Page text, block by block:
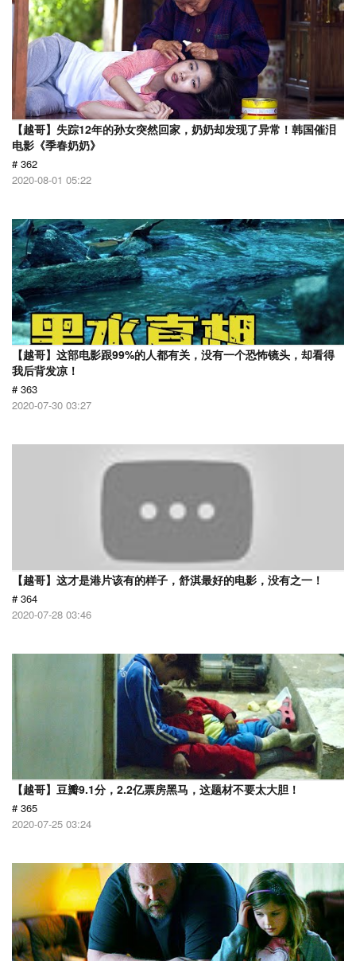
【越哥】失踪12年的孙女突然回家，奶奶却发现了异常！韩国催泪
电影《季春奶奶》
# 362
2020-08-01 05:22
【越哥】这部电影跟99%的人都有关，没有一个恐怖镜头，却看得
我后背发凉！
# 363
2020-07-30 03:27
【越哥】这才是港片该有的样子，舒淇最好的电影，没有之一！
# 364
2020-07-28 03:46
【越哥】豆瓣9.1分，2.2亿票房黑马，这题材不要太大胆！
# 365
2020-07-25 03:24